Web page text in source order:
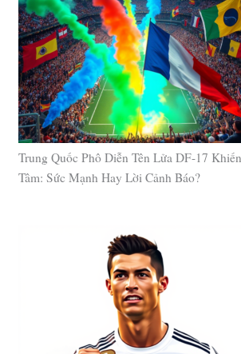
Trung Quốc Phô Diễn Tên Lửa DF-17
Tâm: Sức Mạnh Hay Lời Cảnh Báo?